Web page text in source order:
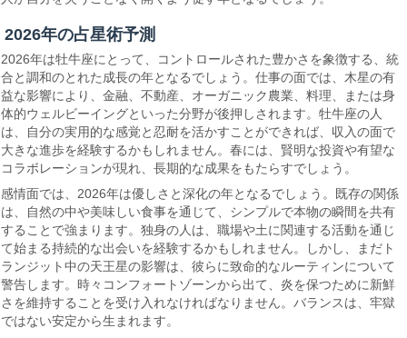
2026年の占星術予測
2026年は牡牛座にとって、コントロールされた豊かさを象徴する、統
合と調和のとれた成長の年となるでしょう。仕事の面では、木星の有
益な影響により、金融、不動産、オーガニック農業、料理、または身
体的ウェルビーイングといった分野が後押しされます。牡牛座の人
は、自分の実用的な感覚と忍耐を活かすことができれば、収入の面で
大きな進歩を経験するかもしれません。春には、賢明な投資や有望な
コラボレーションが現れ、長期的な成果をもたらすでしょう。
感情面では、2026年は優しさと深化の年となるでしょう。既存の関係
は、自然の中や美味しい食事を通じて、シンプルで本物の瞬間を共有
することで強まります。独身の人は、職場や土に関連する活動を通じ
て始まる持続的な出会いを経験するかもしれません。しかし、まだト
ランジット中の天王星の影響は、彼らに致命的なルーティンについて
警告します。時々コンフォートゾーンから出て、炎を保つために新鮮
さを維持することを受け入れなければなりません。バランスは、牢獄
ではない安定から生まれます。